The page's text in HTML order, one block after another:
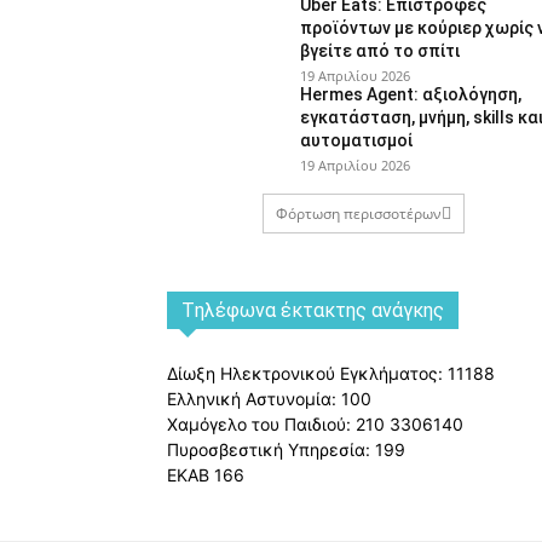
Uber Eats: Επιστροφές
προϊόντων με κούριερ χωρίς
βγείτε από το σπίτι
19 Απριλίου 2026
Hermes Agent: αξιολόγηση,
εγκατάσταση, μνήμη, skills
αυτοματισμοί
19 Απριλίου 2026
Φόρτωση περισσοτέρων
Tηλέφωνα έκτακτης ανάγκης
Δίωξη Ηλεκτρονικού Εγκλήματος: 11188
Ελληνική Αστυνομία: 100
Χαμόγελο του Παιδιού: 210 3306140
Πυροσβεστική Υπηρεσία: 199
ΕΚΑΒ 166